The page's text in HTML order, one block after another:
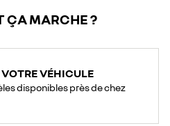
ÇA MARCHE ?
VÉHICULE
disponibles près de chez